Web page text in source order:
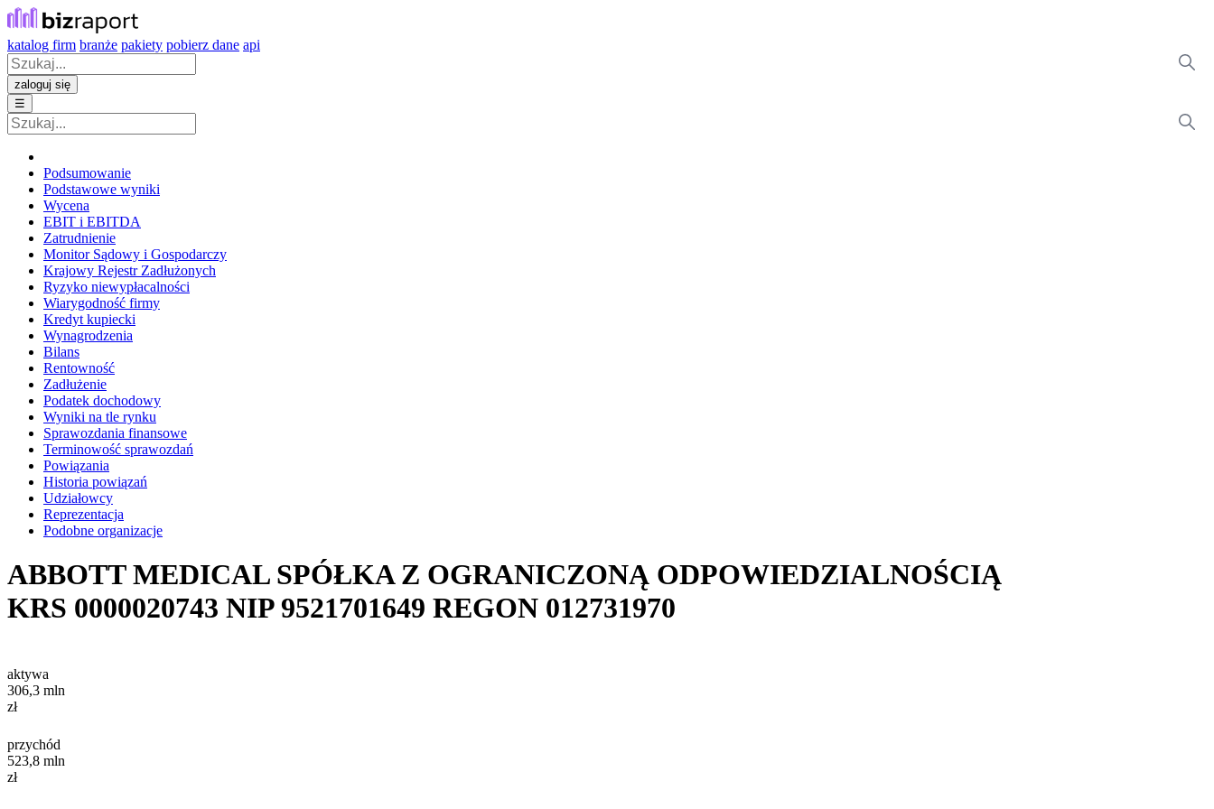
katalog firm branże pakiety pobierz dane api
zaloguj się
☰
Podsumowanie
Podstawowe wyniki
Wycena
EBIT i EBITDA
Zatrudnienie
Monitor Sądowy i Gospodarczy
Krajowy Rejestr Zadłużonych
Ryzyko niewypłacalności
Wiarygodność firmy
Kredyt kupiecki
Wynagrodzenia
Bilans
Rentowność
Zadłużenie
Podatek dochodowy
Wyniki na tle rynku
Sprawozdania finansowe
Terminowość sprawozdań
Powiązania
Historia powiązań
Udziałowcy
Reprezentacja
Podobne organizacje
ABBOTT MEDICAL SPÓŁKA Z OGRANICZONĄ ODPOWIEDZIALNOŚCIĄ
KRS 0000020743 NIP 9521701649 REGON 012731970
aktywa
306,3 mln
zł
przychód
523,8 mln
zł